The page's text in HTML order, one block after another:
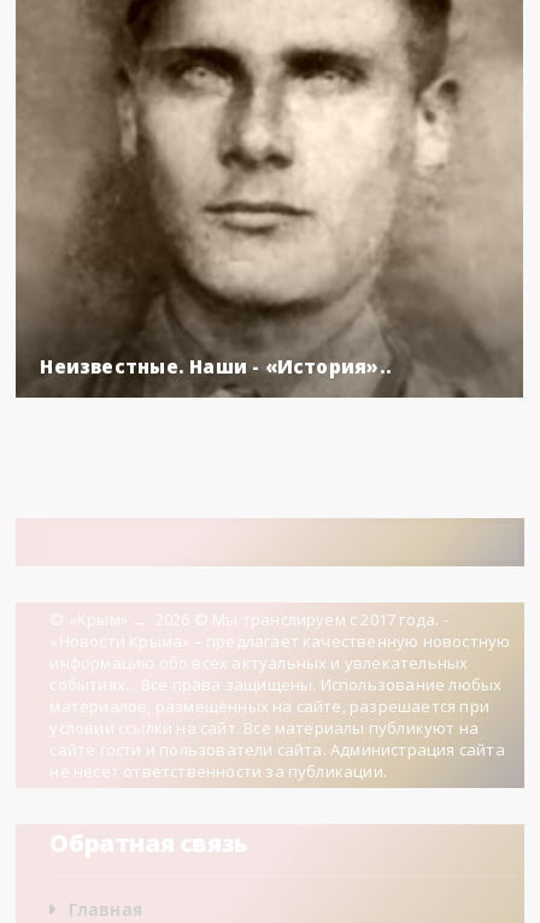
Неизвестные. Наши - «История»..
© «Крым» → 2026 © Мы транслируем с 2017 года. -
«Новости Крыма» – предлагает качественную новостную
информацию обо всех актуальных и увлекательных
событиях... Все права защищены. Использование любых
материалов, размещённых на сайте, разрешается при
условии ссылки на сайт. Все материалы публикуют на
сайте гости и пользователи сайта. Администрация сайта
не несет ответственности за публикации.
Обратная связь
Главная